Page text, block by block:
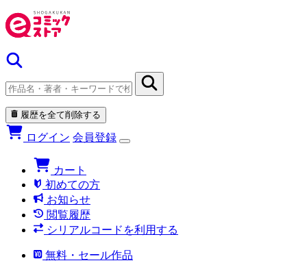
履歴を全て削除する
ログイン 会員登録
カート
初めての方
お知らせ
閲覧履歴
シリアルコードを利用する
無料・セール作品